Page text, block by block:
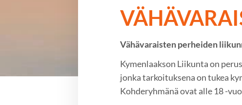
Vähävaraisten perheiden
Kymenlaakson Liikunta on
jonka tarkoituksena on tukea
Kohderyhmänä ovat alle 18 -